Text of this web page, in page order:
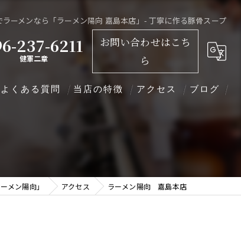
ラーメンなら「ラーメン陽向 嘉島本店」- 丁寧に作る豚骨スープ
237-6211
健軍二章
お問い合わせはこち
ら
よくある質問 当店の特徴
佐賀一番海苔
アクセス ブログ
メン陽向」 アクセス ラーメン陽向 嘉島本店